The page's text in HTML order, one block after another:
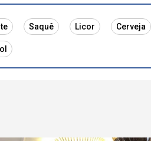
Saquê Licor Cerveja